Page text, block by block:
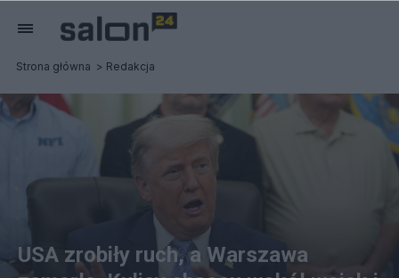
Strona główna Redakcja
USA zrobiły ruch, a Warszawa